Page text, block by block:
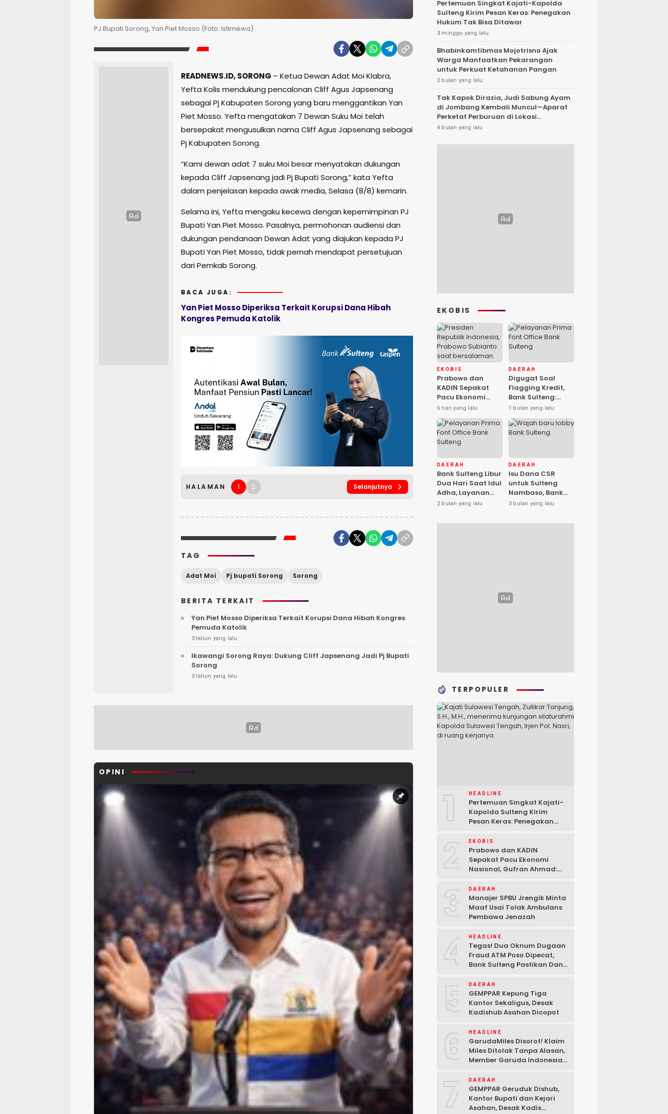
PJ Bupati Sorong, Yan Piet Mosso (Foto: Istimewa)
READNEWS.ID, SORONG – Ketua Dewan Adat Moi Klabra,
Yefta Kolis mendukung pencalonan Cliff Agus Japsenang
sebagai Pj Kabupaten Sorong yang baru menggantikan Yan
Piet Mosso. Yefta mengatakan 7 Dewan Suku Moi telah
bersepakat mengusulkan nama Cliff Agus Japsenang sebagai
Pj Kabupaten Sorong.
“Kami dewan adat 7 suku Moi besar menyatakan dukungan
kepada Cliff Japsenang jadi Pj Bupati Sorong,” kata Yefta
dalam penjelasan kepada awak media, Selasa (8/8) kemarin.
Selama ini, Yefta mengaku kecewa dengan kepemimpinan PJ
Bupati Yan Piet Mosso. Pasalnya, permohonan audiensi dan
dukungan pendanaan Dewan Adat yang diajukan kepada PJ
Bupati Yan Piet Mosso, tidak pernah mendapat persetujuan
dari Pemkab Sorong.
BACA JUGA:
Yan Piet Mosso Diperiksa Terkait Korupsi Dana Hibah
Kongres Pemuda Katolik
HALAMAN 1 2 Selanjutnya
TAG
Adat Moi Pj bupati Sorong Sorong
BERITA TERKAIT
Yan Piet Mosso Diperiksa Terkait Korupsi Dana Hibah Kongres
Pemuda Katolik
3 tahun yang lalu
Ikawangi Sorong Raya: Dukung Cliff Japsenang Jadi Pj Bupati
Sorong
3 tahun yang lalu
OPINI
Pertemuan Singkat Kajati-Kapolda
Sulteng Kirim Pesan Keras: Penegakan
Hukum Tak Bisa Ditawar
3 minggu yang lalu
Bhabinkamtibmas Mojotrisno Ajak
Warga Manfaatkan Pekarangan
untuk Perkuat Ketahanan Pangan
2 bulan yang lalu
Tak Kapok Dirazia, Judi Sabung Ayam
di Jombang Kembali Muncul—Aparat
Perketat Perburuan di Lokasi
Tersembunyi
4 bulan yang lalu
EKOBIS
EKOBIS
Prabowo dan
KADIN Sepakat
Pacu Ekonomi
Nasional, Gufran
Ahmad: Sulteng
Siap Ambil Peran
6 hari yang lalu
DAERAH
Digugat Soal
Flagging Kredit,
Bank Sulteng:
Kebijakan Berlaku
untuk Seluruh
Debitur ASN
1 bulan yang lalu
DAERAH
Bank Sulteng Libur
Dua Hari Saat Idul
Adha, Layanan
Kas Kembali
2 bulan yang lalu
DAERAH
Isu Dana CSR
untuk Sulteng
Nambaso, Bank
Sulteng Tegas
3 bulan yang lalu
TERPOPULER
1 HEADLINE
Pertemuan Singkat Kajati-
Kapolda Sulteng Kirim
Pesan Keras: Penegakan
2 EKOBIS
Prabowo dan KADIN
Sepakat Pacu Ekonomi
Nasional, Gufran Ahmad:
3 DAERAH
Manajer SPBU Jrengik Minta
Maaf Usai Tolak Ambulans
Pembawa Jenazah
4 HEADLINE
Tegas! Dua Oknum Dugaan
Fraud ATM Poso Dipecat,
Bank Sulteng Pastikan Dana
5 DAERAH
GEMPPAR Kepung Tiga
Kantor Sekaligus, Desak
Kadishub Asahan Dicopot
6 HEADLINE
GarudaMiles Disorot! Klaim
Miles Ditolak Tanpa Alasan,
Member Garuda Indonesia
7 DAERAH
GEMPPAR Geruduk Dishub,
Kantor Bupati dan Kejari
Asahan, Desak Kadis